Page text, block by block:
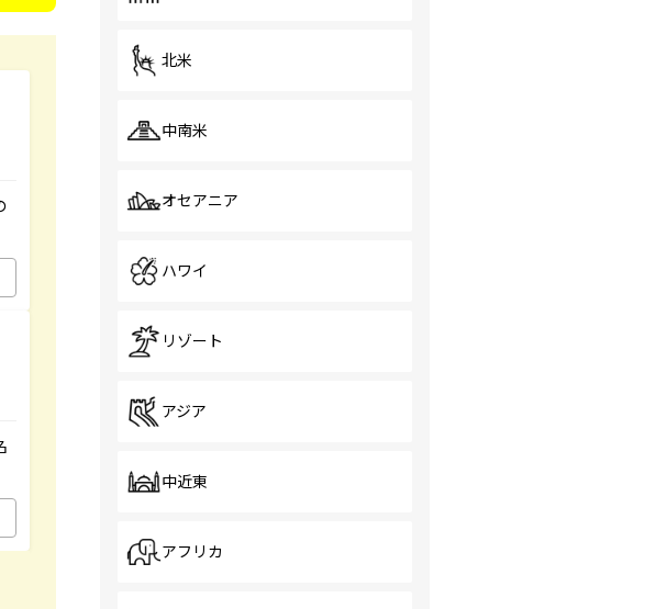
北米
中南米
オセアニア
ハワイ
リゾート
アジア
中近東
アフリカ